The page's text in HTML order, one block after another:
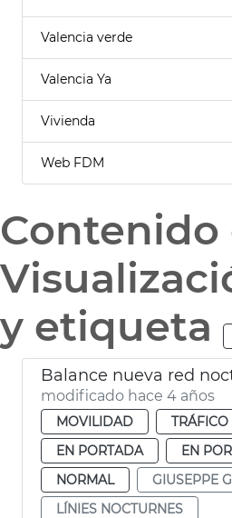
Valencia verde
Valencia Ya
Vivienda
Web FDM
Contenido
y etiqueta
Balance nueva red
modificado hace 4 años
MOVILIDAD
TRÁFICO
EN PORTADA
EN
NORMAL
GIUSEPPE
LÍNIES NOCTURNES